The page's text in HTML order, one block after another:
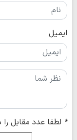
ایمیل
* لطفا عدد مقابل